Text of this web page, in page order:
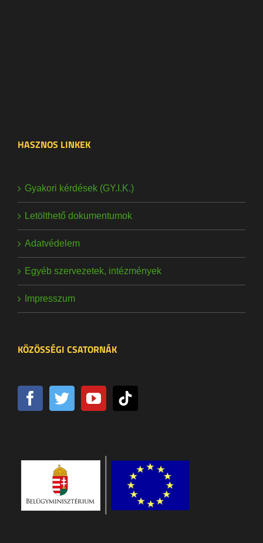
HASZNOS LINKEK
Gyakori kérdések (GY.I.K.)
Letölthető dokumentumok
Adatvédelem
Egyéb szervezetek, intézmények
Impresszum
KÖZÖSSÉGI CSATORNÁK